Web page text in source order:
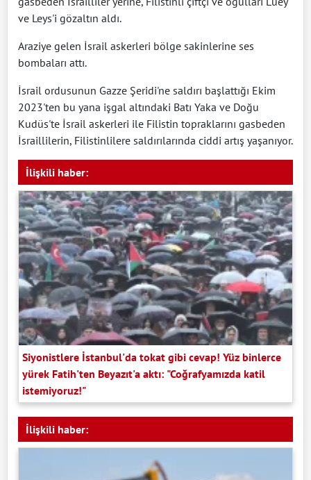
ve Leys'i gözaltın aldı.
Araziye gelen İsrail askerleri bölge sakinlerine ses
bombaları attı.
İsrail ordusunun Gazze Şeridi'ne saldırı başlattığı Ekim
2023'ten bu yana işgal altındaki Batı Yaka ve Doğu
Kudüs'te İsrail askerleri ile Filistin topraklarını gasbeden
İsraillilerin, Filistinlilere saldırılarında ciddi artış yaşanıyor.
İlişkili haber:
Siyonistlere İstanbul'da tokat gibi cevap! Yüz binlerce
yürek Fatih'ten Beyazıt'a aktı: "Coğrafyamızda katil
istemiyoruz!"
İlişkili haber: